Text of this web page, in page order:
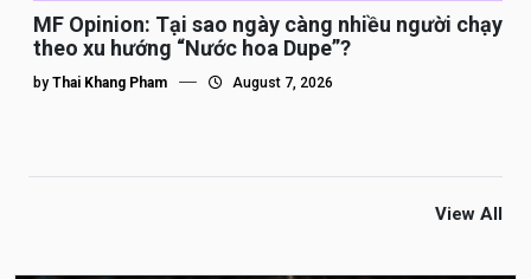
MF Opinion: Tại sao ngày càng nhiều người chạy
theo xu hướng “Nước hoa Dupe”?
by Thai Khang Pham August 7, 2026
View All